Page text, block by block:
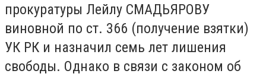
прокуратуры Лейлу СМАДЬЯРОВУ
виновной по ст. 366 (получение взятки)
УК РК и назначил семь лет лишения
свободы. Однако в связи с законом об